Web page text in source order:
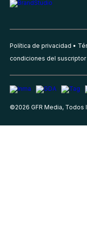
Política de privacidad
condiciones del suscriptor
©2026 GFR Media,